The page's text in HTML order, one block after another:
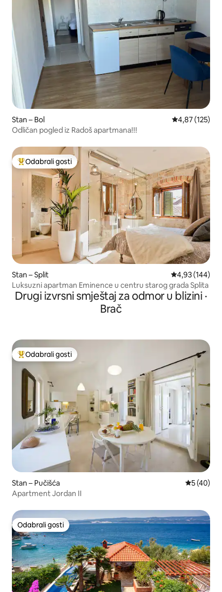
Stan – Bol Prosječna
4,87 (125)
Odličan pogled iz Radoš apartmana!!!
Među najviše rangiranima s oznakom „Odabrali gosti”
Odabrali gosti
Stan – Split Prosječna
4,93 (144)
Luksuzni apartman Eminence u centru starog grada Splita
Drugi izvrsni smještaj za odmor u blizini ·
Brač
Među najviše rangiranima s oznakom „Odabrali gosti”
Odabrali gosti
Stan – Pučišća Prosječna
5 (40)
Apartment Jordan II
Odabrali gosti
Odabrali gosti